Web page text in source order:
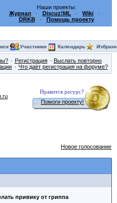
Наши проекты:
Журнал · Discuz!ML · Wiki ·
DRKB· Помощь проекту
Участники Календарь
Регистрация
Выслать повторно
Что даёт регистрация на форуме?
Нравится ресурс?
Помоги проекту!
Новое голосование
привику от гриппа